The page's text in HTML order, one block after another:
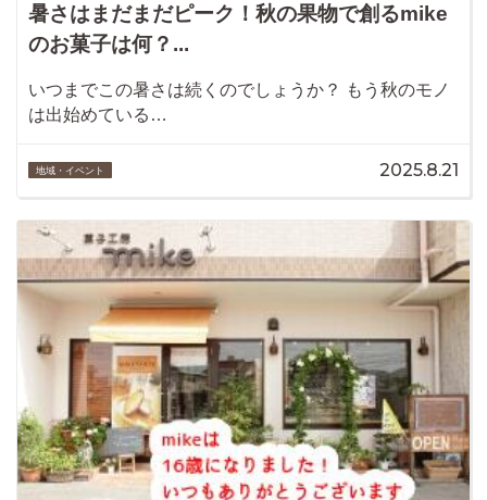
暑さはまだまだピーク！秋の果物で創るmike
のお菓子は何？...
いつまでこの暑さは続くのでしょうか？ もう秋のモノ
は出始めている…
地域・イベント 2025.8.21